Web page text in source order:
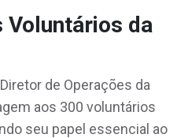
Voluntários da
de Operações da
aos 300 voluntários
seu papel essencial ao